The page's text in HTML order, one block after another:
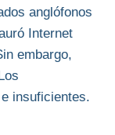
anglófonos
Internet
embargo,
insuficientes.